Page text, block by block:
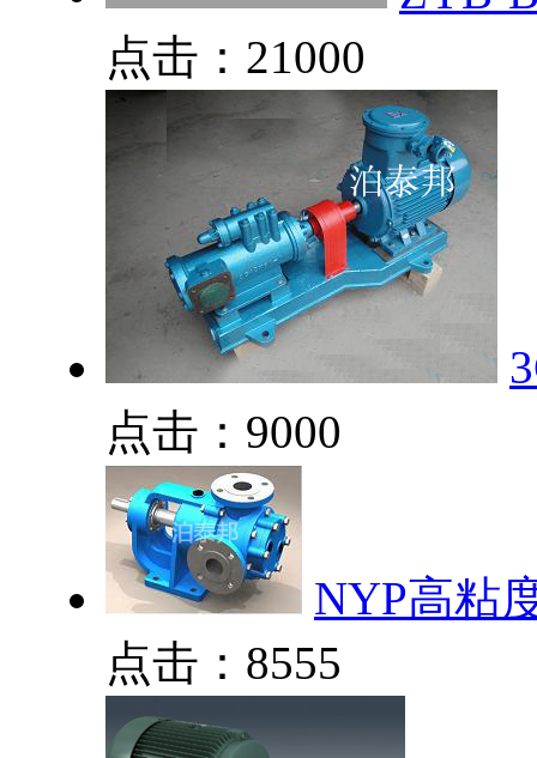
点击：21000
点击：9000
NYP高粘
点击：8555